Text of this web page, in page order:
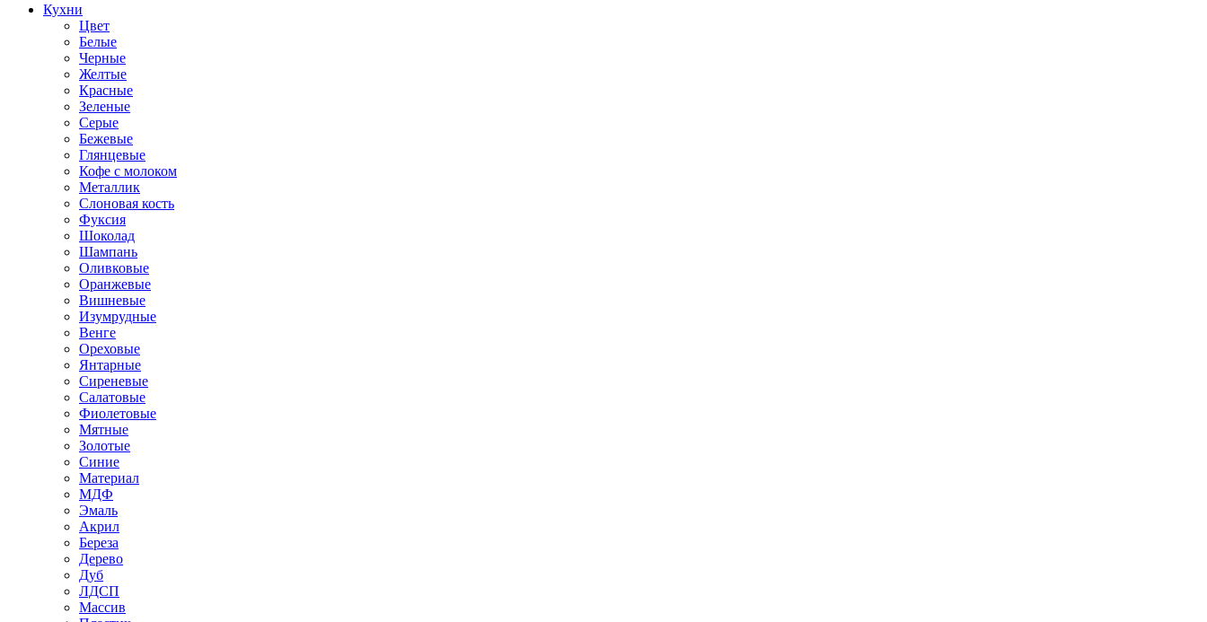
Кухни
Цвет
Белые
Черные
Желтые
Красные
Зеленые
Серые
Бежевые
Глянцевые
Кофе с молоком
Металлик
Слоновая кость
Фуксия
Шоколад
Шампань
Оливковые
Оранжевые
Вишневые
Изумрудные
Венге
Ореховые
Янтарные
Сиреневые
Салатовые
Фиолетовые
Мятные
Золотые
Синие
Материал
МДФ
Эмаль
Акрил
Береза
Дерево
Дуб
ЛДСП
Массив